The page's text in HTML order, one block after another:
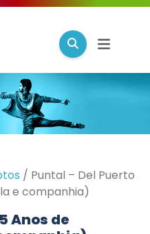
/ Puntal – Del Puerto
e companhia)
Anos de